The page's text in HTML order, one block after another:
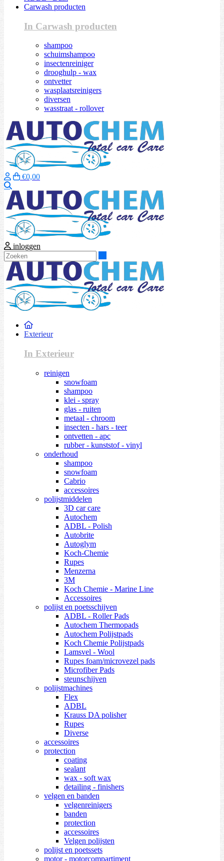
Carwash producten
In Carwash producten
shampoo
schuimshampoo
insectenreiniger
drooghulp - wax
ontvetter
wasplaatsreinigers
diversen
wasstraat - rollover
€0,00
inloggen
Exterieur
In Exterieur
reinigen
snowfoam
shampoo
klei - spray
glas - ruiten
metaal - chroom
insecten - hars - teer
ontvetten - apc
rubber - kunststof - vinyl
onderhoud
shampoo
snowfoam
Cabrio
accessoires
polijstmiddelen
3D car care
Autochem
ADBL - Polish
Autobrite
Autoglym
Koch-Chemie
Rupes
Menzerna
3M
Koch Chemie - Marine Line
Accessoires
polijst en poetsschijven
ADBL - Roller Pads
Autochem Thermopads
Autochem Polijstpads
Koch Chemie Polijstpads
Lamsvel - Wool
Rupes foam/microvezel pads
Microfiber Pads
steunschijven
polijstmachines
Flex
ADBL
Krauss DA polisher
Rupes
Diverse
accessoires
protection
coating
sealant
wax - soft wax
detailing - finishers
velgen en banden
velgenreinigers
banden
protection
accessoires
Velgen polijsten
polijst en poetssets
motor - motorcompartiment